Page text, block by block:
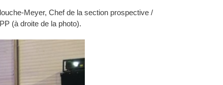
Meyer, Chef de la section prospective /
(à droite de la photo).